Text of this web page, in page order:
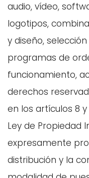
audio, vídeo,
logotipos,
y diseño,
programas de
funcionamiento,
derechos
en los artículos 8
Ley de Propiedad
expresamente
distribución y la